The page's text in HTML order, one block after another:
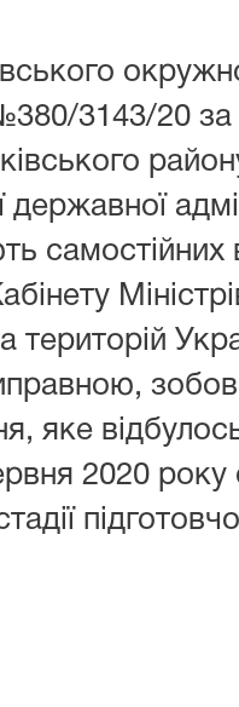
3143/20 за
державної
територій
яке
2020